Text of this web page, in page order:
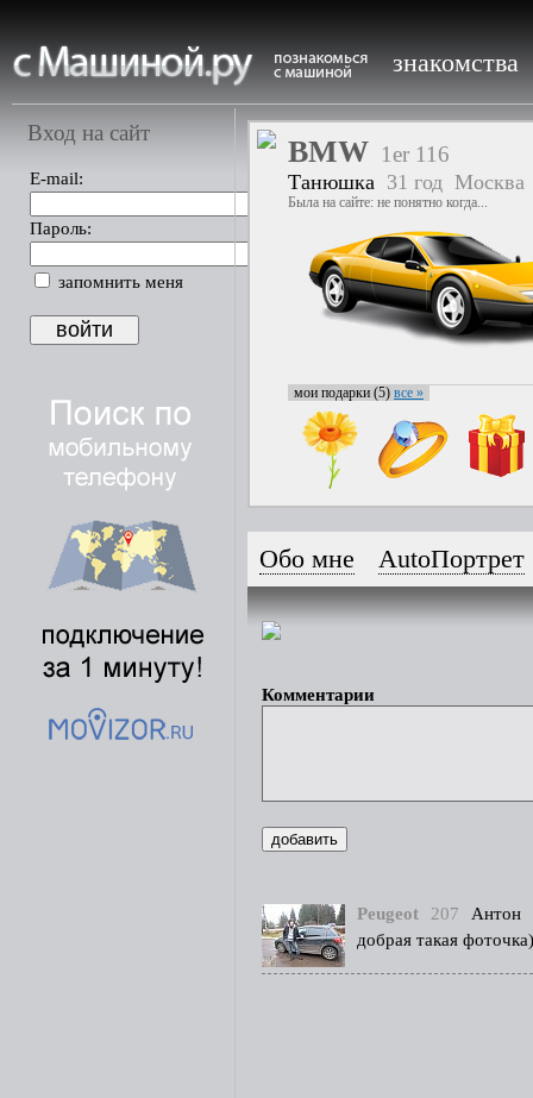
знакомства
Вход на сайт
E-mail:
Пароль:
запомнить меня
BMW 1er 116
Танюшка 31 год Москва
Была на сайте: не понятно когда...
мои подарки (5) все »
Обо мне AutoПортрет
Комментарии
Peugeot 207
Антон
добрая такая фоточка)